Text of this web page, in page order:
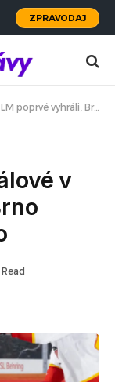
ZPRAVODAJ
Brno premiérově neuspělo
v